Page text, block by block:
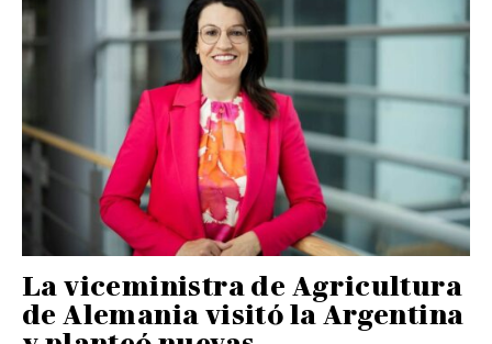
La viceministra de Agricultura
de Alemania visitó la Argentina